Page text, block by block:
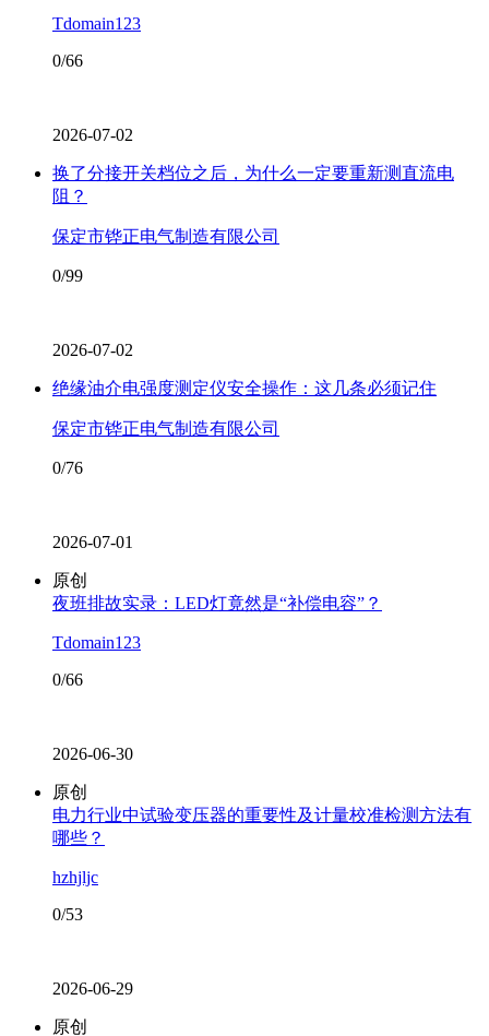
Tdomain123
0/66
2026-07-02
换了分接开关档位之后，为什么一定要重新测直流电
阻？
保定市铧正电气制造有限公司
0/99
2026-07-02
绝缘油介电强度测定仪安全操作：这几条必须记住
保定市铧正电气制造有限公司
0/76
2026-07-01
原创
夜班排故实录：LED灯竟然是“补偿电容”？
Tdomain123
0/66
2026-06-30
原创
电力行业中试验变压器的重要性及计量校准检测方法有
哪些？
hzhjljc
0/53
2026-06-29
原创